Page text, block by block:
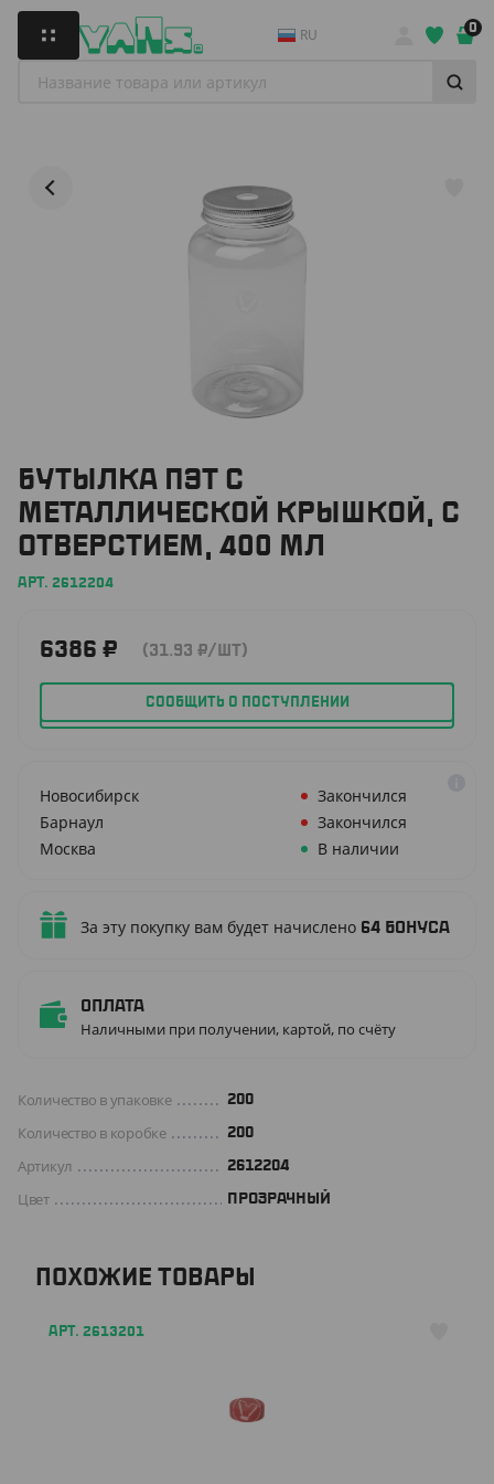
RU 0
БУТЫЛКА ПЭТ С
МЕТАЛЛИЧЕСКОЙ КРЫШКОЙ, С
ОТВЕРСТИЕМ, 400 МЛ
АРТ. 2612204
6386 ₽ (31.93 ₽/ШТ)
СООБЩИТЬ О ПОСТУПЛЕНИИ
Новосибирск
Закончился
Барнаул
Закончился
Москва
В наличии
За эту покупку вам будет начислено 64 бонуса
Оплата
Наличными при получении, картой, по счёту
Количество в упаковке 200
Количество в коробке 200
Артикул 2612204
Цвет ПРОЗРАЧНЫЙ
ПОХОЖИЕ ТОВАРЫ
АРТ. 2613201